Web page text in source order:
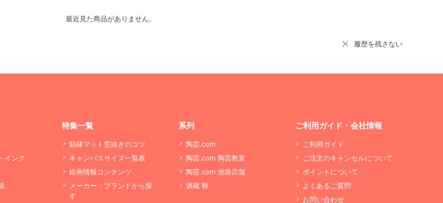
最近見た商品がありません。
履歴を残さない
インク
特集一覧
額縁マット窓抜きのコツ
キャンバスサイズ一覧表
絵画情報コンテンツ
メーカー・ブランドから探
す
系列
陶芸.com
陶芸.com 陶芸教室
陶芸.com 池袋店舗
酒蔵 鞍
ご利用ガイド・会社情報
ご利用ガイド
ご注文のキャンセルについて
ポイントについて
よくあるご質問
お問い合わせ